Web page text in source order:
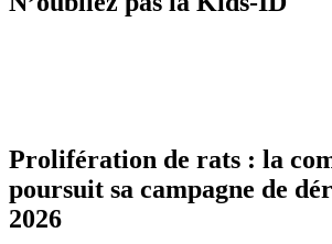
Prolifération de rats : la
poursuit sa campagne de
2026